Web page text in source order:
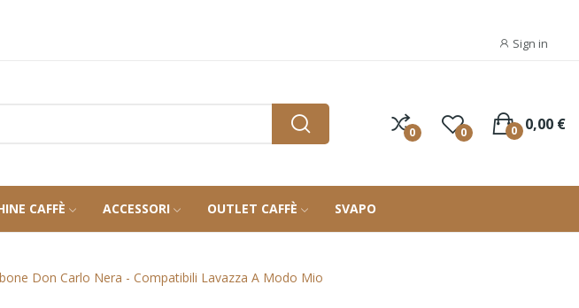
Sign in
0 0 0,00 €
0
CAFFÈ ACCESSORI OUTLET CAFFÈ SVAPO
Don Carlo Nera - Compatibili Lavazza A Modo Mio